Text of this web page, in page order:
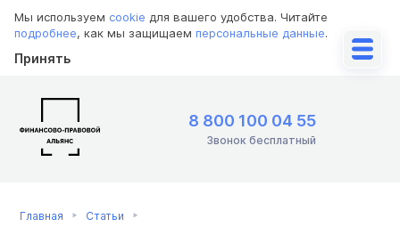
Мы используем cookie для вашего удобства. Читайте
подробнее, как мы защищаем персональные данные.
Принять
8 800 100 04 55
Звонок бесплатный
Главная Статьи